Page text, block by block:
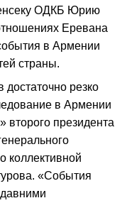
ОДКБ Юрию
Еревана
в Армении
страны.
резко
в Армении
второго президента
коллективной
«События